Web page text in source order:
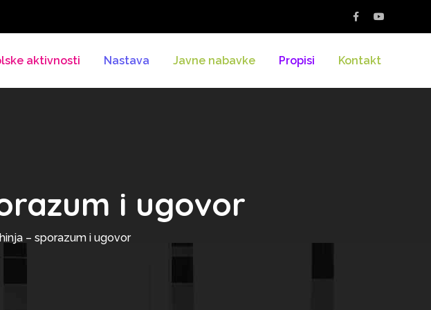
aktivnosti Nastava Javne nabavke Propisi Kontakt
i ugovor
– sporazum i ugovor